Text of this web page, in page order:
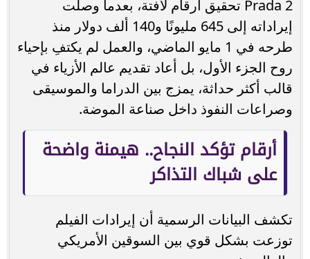
Prada 2 تحقيق أرقام لافتة، بعدما وصلت
إيراداته إلى 645 مليونًا و140 ألف دولار منذ
طرحه في 1 مايو الماضي، والعمل لم يكتفِ بإحياء
روح الجزء الأول، بل أعاد تقديم عالم الأزياء في
قالب أكثر حداثة، يمزج بين الدراما والموسيقى
وصراعات النفوذ داخل صناعة الموضة.
أرقام تؤكد النجاح.. هيمنة واضحة
على شباك التذاكر
تكشف البيانات الرسمية أن إيرادات الفيلم
توزعت بشكل قوي بين السوقين الأمريكي